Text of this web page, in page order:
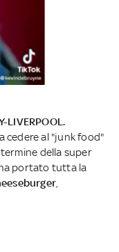
LIVERPOOL.
cedere al "junk food"
della super
portato tutta la